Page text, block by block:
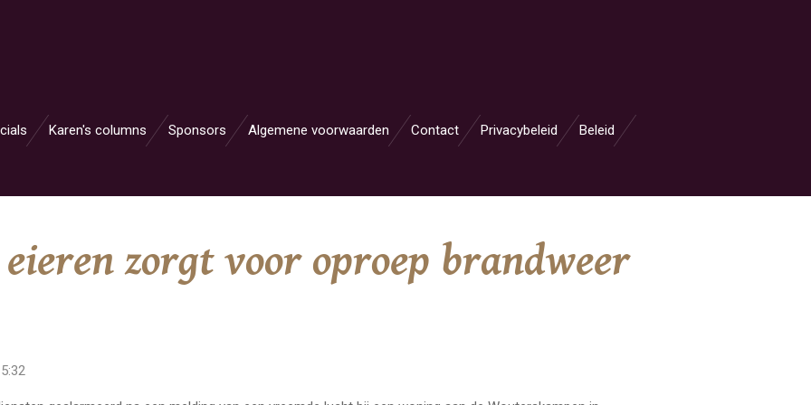
Karen's columns Sponsors Algemene voorwaarden Contact Privacybeleid Beleid
zorgt voor oproep brandweer